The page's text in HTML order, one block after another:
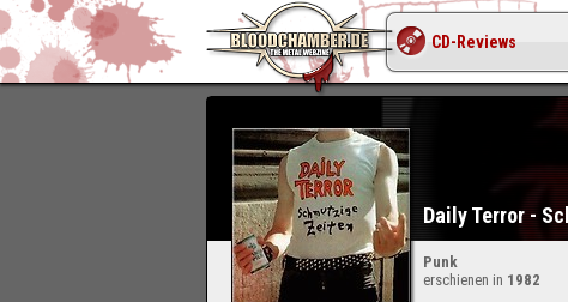
Daily Terror -
Punk
erschienen in 1982
CD-Reviews